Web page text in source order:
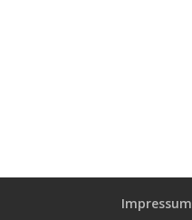
Impressum